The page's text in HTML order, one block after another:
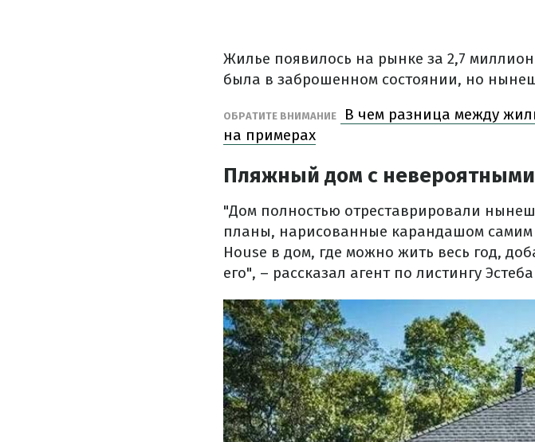
Жилье появилось на рынке за 2,7
была в заброшенном состоянии, но
ОБРАТИТЕ ВНИМАНИЕ
В чем разница между
на примерах
Пляжный дом с
"Дом полностью отреставрировали
планы, нарисованные карандашом
House в дом, где можно жить весь год,
его", – рассказал агент по листингу